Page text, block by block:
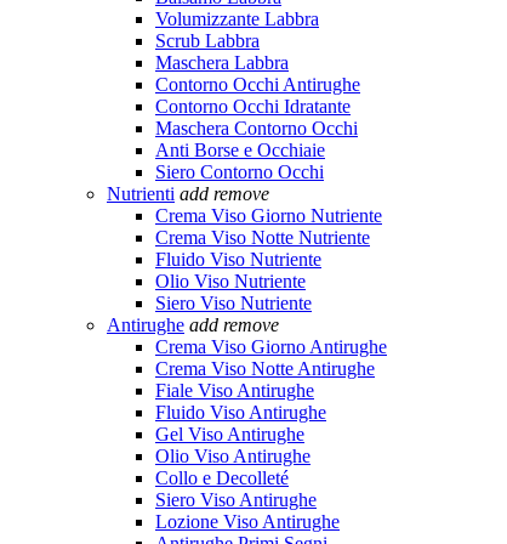
Volumizzante Labbra
Scrub Labbra
Maschera Labbra
Contorno Occhi Antirughe
Contorno Occhi Idratante
Maschera Contorno Occhi
Anti Borse e Occhiaie
Siero Contorno Occhi
Nutrienti add remove
Crema Viso Giorno Nutriente
Crema Viso Notte Nutriente
Fluido Viso Nutriente
Olio Viso Nutriente
Siero Viso Nutriente
Antirughe add remove
Crema Viso Giorno Antirughe
Crema Viso Notte Antirughe
Fiale Viso Antirughe
Fluido Viso Antirughe
Gel Viso Antirughe
Olio Viso Antirughe
Collo e Decolleté
Siero Viso Antirughe
Lozione Viso Antirughe